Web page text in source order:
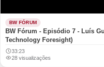
BW FÓRUM
BW Fórum - Episódio 7 - Luís
Technology Foresight)
33:23
28 visualizações